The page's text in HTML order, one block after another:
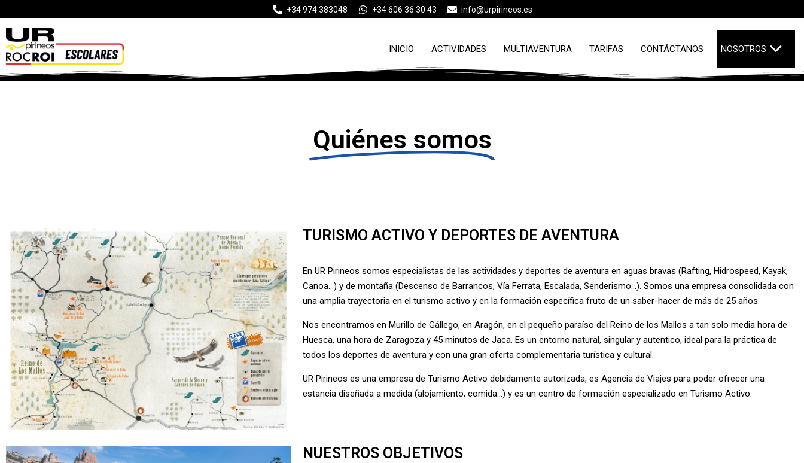
+34 974 383048 +34 606 36 30 43 info@urpirineos.es
INICIO ACTIVIDADES MULTIAVENTURA TARIFAS CONTÁCTANOS NOSOTROS
Quiénes somos
TURISMO ACTIVO Y DEPORTES DE AVENTURA
En UR Pirineos somos especialistas de las actividades y deportes de aventura en aguas bravas (Rafting, Hidrospeed, Kayak,
Canoa…) y de montaña (Descenso de Barrancos, Vía Ferrata, Escalada, Senderismo…). Somos una empresa consolidada con
una amplia trayectoria en el turismo activo y en la formación específica fruto de un saber-hacer de más de 25 años.
Nos encontramos en Murillo de Gállego, en Aragón, en el pequeño paraíso del Reino de los Mallos a tan solo media hora de
Huesca, una hora de Zaragoza y 45 minutos de Jaca. Es un entorno natural, singular y autentico, ideal para la práctica de
todos los deportes de aventura y con una gran oferta complementaria turística y cultural.
UR Pirineos es una empresa de Turismo Activo debidamente autorizada, es Agencia de Viajes para poder ofrecer una
estancia diseñada a medida (alojamiento, comida…) y es un centro de formación especializado en Turismo Activo.
NUESTROS OBJETIVOS